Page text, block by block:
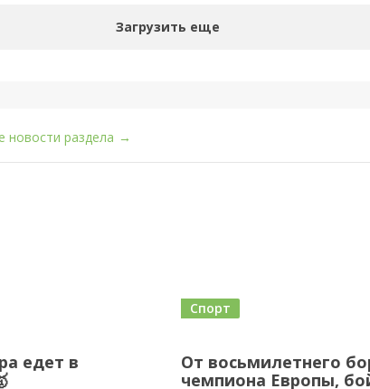
Загрузить еще
новости раздела →
едет в
От восьмилетнего
чемпиона Европы,
Спорт